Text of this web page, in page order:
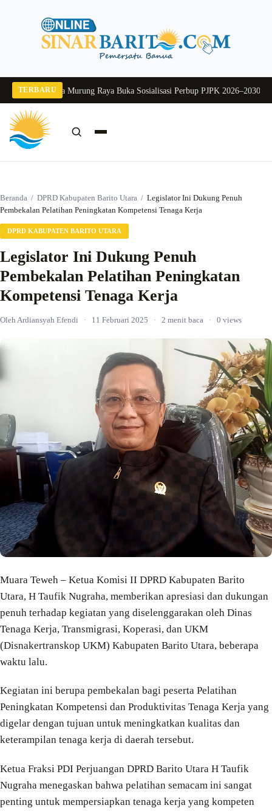
TERBARU
2026Pj Sekda Murung Raya Buka Sosialisasi Perbup PJPK 2026–2030
Beranda / DPRD Kabupaten Barito Utara / Legislator Ini Dukung Penuh
Pembekalan Pelatihan Peningkatan Kompetensi Tenaga Kerja
DPRD KABUPATEN BARITO UTARA
Legislator Ini Dukung Penuh
Pembekalan Pelatihan Peningkatan
Kompetensi Tenaga Kerja
Oleh Ardiansyah Efendi · 11 Februari 2025 · 2 menit baca · 0 views
Muara Teweh – Ketua Komisi II DPRD Kabupaten Barito
Utara, H Taufik Nugraha, memberikan apresiasi dan dukungan
penuh terhadap kegiatan yang diselenggarakan oleh Dinas
Tenaga Kerja, Transmigrasi, Koperasi, dan UKM
(Disnakertranskop UKM) Kabupaten Barito Utara, beberapa
waktu lalu.
Kegiatan ini berupa pembekalan bagi peserta Pelatihan
Peningkatan Kompetensi dan Produktivitas Tenaga Kerja yang
digelar dengan tujuan untuk meningkatkan kualitas dan
keterampilan tenaga kerja di daerah tersebut.
Ketua Fraksi PDI Perjuangan DPRD Barito Utara H Taufik
Nugraha menegaskan bahwa pelatihan semacam ini sangat
penting untuk mempersiapkan tenaga kerja yang kompeten